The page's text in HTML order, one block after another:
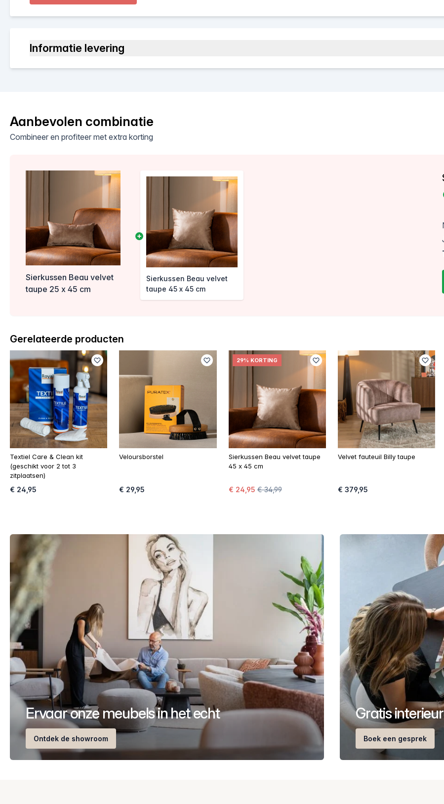
Informatie levering
Aanbevolen combinatie
Combineer en profiteer met extra korting
Sierkussen Beau velvet
taupe 25 x 45 cm
Sierkussen Beau velvet
taupe 45 x 45 cm
Gerelateerde producten
Textiel Care & Clean kit
(geschikt voor 2 tot 3
zitplaatsen)
€ 24,95
Veloursborstel
€ 29,95
29% KORTING
Sierkussen Beau velvet taupe
45 x 45 cm
€ 24,95 € 34,99
Velvet fauteuil Billy taupe
€ 379,95
Ervaar onze meubels in het echt
Ontdek de showroom
Gratis
Boek een gesprek